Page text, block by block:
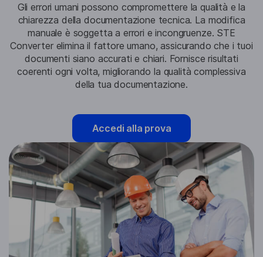
Gli errori umani possono compromettere la qualità e la
chiarezza della documentazione tecnica. La modifica
manuale è soggetta a errori e incongruenze. STE
Converter elimina il fattore umano, assicurando che i tuoi
documenti siano accurati e chiari. Fornisce risultati
coerenti ogni volta, migliorando la qualità complessiva
della tua documentazione.
Accedi alla prova